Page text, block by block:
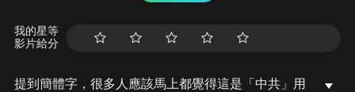
我的星等
影片給分
提到簡體字，很多人應該馬上都覺得這是「中共」用